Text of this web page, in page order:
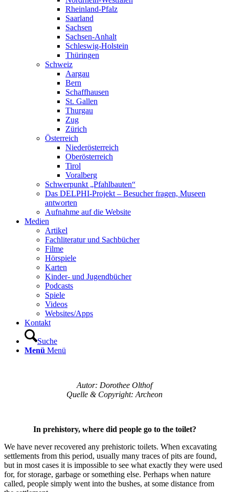
Rheinland-Pfalz
Saarland
Sachsen
Sachsen-Anhalt
Schleswig-Holstein
Thüringen
Schweiz
Aargau
Bern
Schaffhausen
St. Gallen
Thurgau
Zug
Zürich
Österreich
Niederösterreich
Oberösterreich
Tirol
Voralberg
Schwerpunkt „Pfahlbauten“
Das DELPHI-Projekt – Besucher fragen, Museen
antworten
Aufnahme auf die Website
Medien
Artikel
Fachliteratur und Sachbücher
Filme
Hörspiele
Karten
Kinder- und Jugendbücher
Podcasts
Spiele
Videos
Websites/Apps
Kontakt
Suche
Menü Menü
Autor: Dorothee Olthof
Quelle & Copyright: Archeon
In prehistory, where did people go to the toilet?
We have never recovered any prehistoric toilets. When excavating
settlements from this period, usually many traces of pits are found,
but in most cases it is impossible to see what exactly they were used
for, for storage, garbage or something else. Perhaps when nature
called, people simply went into the bushes, at some distance from